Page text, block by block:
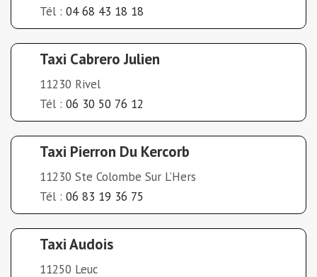
Tél : 04 68 43 18 18
Taxi Cabrero Julien
11230 Rivel
Tél : 06 30 50 76 12
Taxi Pierron Du Kercorb
11230 Ste Colombe Sur L’Hers
Tél : 06 83 19 36 75
Taxi Audois
11250 Leuc